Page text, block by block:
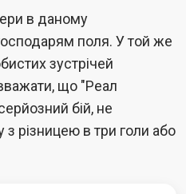
в даному
поля. У той же
зустрічей
що "Реал
бій, не
різницею в три голи або